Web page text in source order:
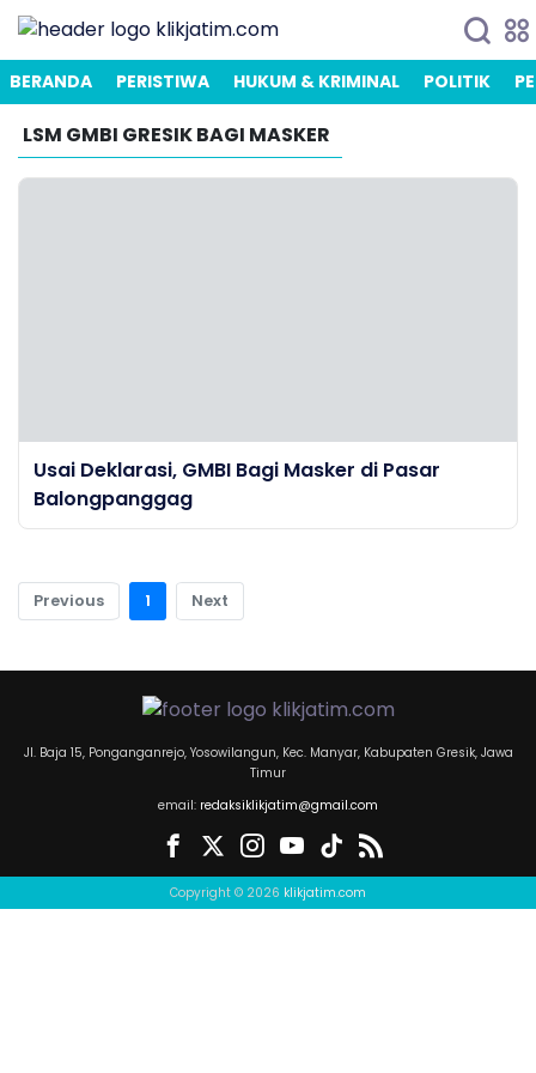
BERANDA PERISTIWA HUKUM & KRIMINAL POLITIK
LSM GMBI GRESIK BAGI MASKER
Usai Deklarasi, GMBI Bagi Masker di Pasar
Balongpanggag
Previous 1 Next
Jl. Baja 15, Ponganganrejo, Yosowilangun, Kec. Manyar, Kabupaten Gresik, Jawa
Timur
email: redaksiklikjatim@gmail.com
Copyright © 2026 klikjatim.com